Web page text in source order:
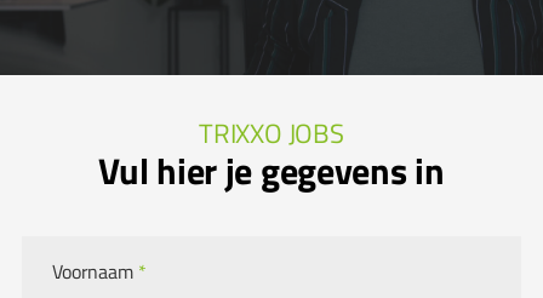
TRIXXO JOBS
Vul hier je gegevens in
Voornaam *